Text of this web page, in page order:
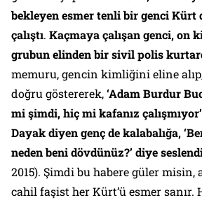
bekleyen esmer tenli bir genci Kürt
çalıştı. Kaçmaya çalışan genci, on
grubun elinden bir sivil polis
memuru, gencin kimliğini eline
doğru göstererek,‘Adam Burdur
mi şimdi, hiç mi kafanız
Dayak diyen genç de kalabalığa,
neden beni dövdünüz?’ diye
2015). Şimdi bu habere güler misin,
cahil faşist her Kürt’ü esmer